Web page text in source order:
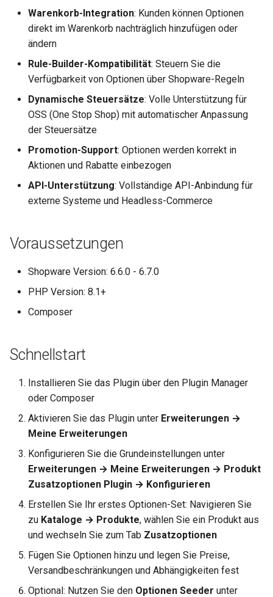
Warenkorb-Integration: Kunden können Optionen
direkt im Warenkorb nachträglich hinzufügen oder
ändern
Rule-Builder-Kompatibilität: Steuern Sie die
Verfügbarkeit von Optionen über Shopware-Regeln
Dynamische Steuersätze: Volle Unterstützung für
OSS (One Stop Shop) mit automatischer Anpassung
der Steuersätze
Promotion-Support: Optionen werden korrekt in
Aktionen und Rabatte einbezogen
API-Unterstützung: Vollständige API-Anbindung für
externe Systeme und Headless-Commerce
Voraussetzungen
Shopware Version: 6.6.0 - 6.7.0
PHP Version: 8.1+
Composer
Schnellstart
Installieren Sie das Plugin über den Plugin Manager
oder Composer
Aktivieren Sie das Plugin unter Erweiterungen →
Meine Erweiterungen
Konfigurieren Sie die Grundeinstellungen unter
Erweiterungen → Meine Erweiterungen → Produkt
Zusatzoptionen Plugin → Konfigurieren
Erstellen Sie Ihr erstes Optionen-Set: Navigieren Sie
zu Kataloge → Produkte, wählen Sie ein Produkt aus
und wechseln Sie zum Tab Zusatzoptionen
Fügen Sie Optionen hinzu und legen Sie Preise,
Versandbeschränkungen und Abhängigkeiten fest
Optional: Nutzen Sie den Optionen Seeder unter